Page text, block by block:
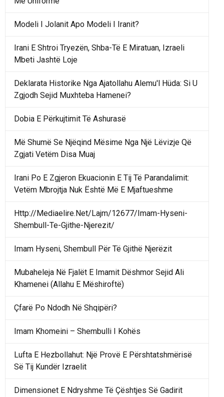
Modeli I Jolanit Apo Modeli I Iranit?
Irani E Shtroi Tryezën, Shba-Të E Miratuan, Izraeli
Mbeti Jashtë Loje
Deklarata Historike Nga Ajatollahu Alemu'l Hüda: Si U
Zgjodh Sejid Muxhteba Hamenei?
Dobia E Përkujtimit Të Ashurasë
Më Shumë Se Njëqind Mësime Nga Një Lëvizje Që
Zgjati Vetëm Disa Muaj
Irani Po E Zgjeron Ekuacionin E Tij Të Parandalimit:
Vetëm Mbrojtja Nuk Është Më E Mjaftueshme
Http://Mediaelire.Net/Lajm/12677/Imam-Hyseni-
Shembull-Te-Gjithe-Njerezit/
Imam Hyseni, Shembull Për Të Gjithë Njerëzit
Mubaheleja Në Fjalët E Imamit Dëshmor Sejid Ali
Khamenei (Allahu E Mëshiroftë)
Çfarë Po Ndodh Në Shqipëri?
Imam Khomeini – Shembulli I Kohës
Lufta E Hezbollahut: Një Provë E Përshtatshmërisë
Së Tij Kundër Izraelit
Dimensionet E Ndryshme Të Çështjes Së Gadirit